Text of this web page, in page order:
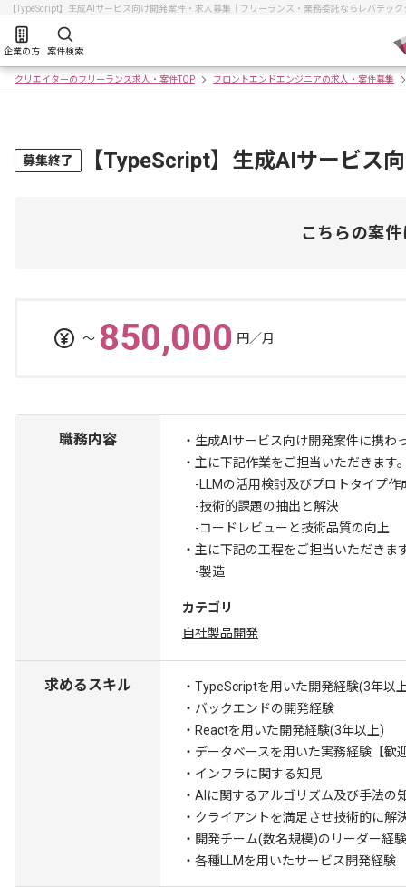
【TypeScript】生成AIサービス向け開発案件・求人募集｜フリーランス・業務委託ならレバテッ
企業の方 案件検索
クリエイターのフリーランス求人・案件TOP フロントエンドエンジニアの求人・案件募集
募集終了 【TypeScript】生成AIサービス
こちらの案
〜 850,000 円／月
職務内容
・生成AIサービス向け開発案件に携わ
・主に下記作業をご担当いただきます
-LLMの活用検討及びプロトタイプ作
-技術的課題の抽出と解決
-コードレビューと技術品質の向上
・主に下記の工程をご担当いただきま
-製造
カテゴリ
自社製品開発
求めるスキル
・TypeScriptを用いた開発経験(3年以
・バックエンドの開発経験
・Reactを用いた開発経験(3年以上)
・データベースを用いた実務経験 【歓
・インフラに関する知見
・AIに関するアルゴリズム及び手法の
・クライアントを満足させ技術的に
・開発チーム(数名規模)のリーダー経験
・各種LLMを用いたサービス開発経験